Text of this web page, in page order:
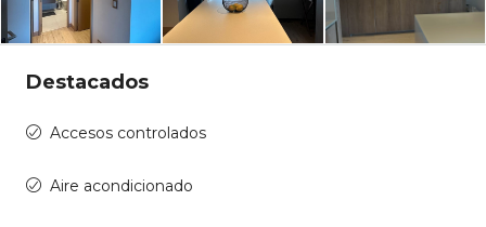
Destacados
Accesos controlados
Aire acondicionado